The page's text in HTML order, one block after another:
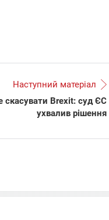
Наступний матеріал
скасувати Brexit: суд ЄС
ухвалив рішення